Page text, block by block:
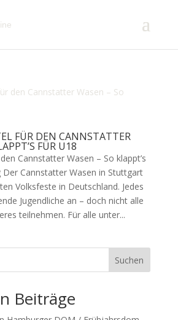
FÜR DEN CANNSTATTER
FÜR U18
Cannstatter Wasen – So klappt’s
Der Cannstatter Wasen in Stuttgart
Volksfeste in Deutschland. Jedes
Jugendliche an – doch nicht alle
teilnehmen. Für alle unter...
Suchen
Beiträge